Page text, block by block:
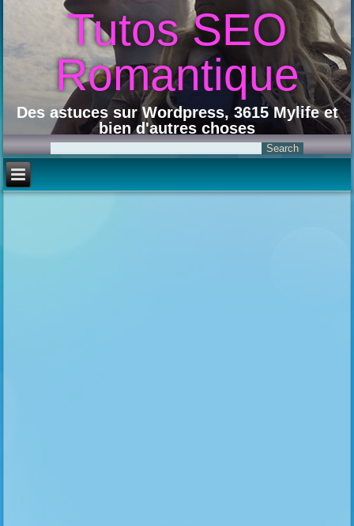
Tutos SEO
Romantique
Des astuces sur Wordpress, 3615 Mylife et
bien d'autres choses